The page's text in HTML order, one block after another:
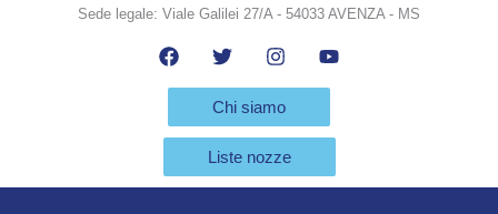
Sede legale: Viale Galilei 27/A - 54033 AVENZA - MS
Chi siamo
Liste nozze